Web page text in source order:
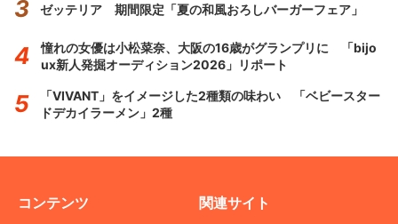
ゼッテリア 期間限定「夏の和風おろしバーガーフェア」
憧れの女優は小松菜奈、大阪の16歳がグランプリに 「bijo
ux新人発掘オーディション2026」リポート
「VIVANT」をイメージした2種類の味わい 「ベビースター
ドデカイラーメン」2種
コンテンツ 関連サイト